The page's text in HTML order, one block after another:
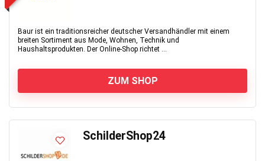
Baur ist ein traditionsreicher deutscher Versandhändler mit einem
breiten Sortiment aus Mode, Wohnen, Technik und
Haushaltsprodukten. Der Online-Shop richtet ...
ZUM SHOP
SchilderShop24